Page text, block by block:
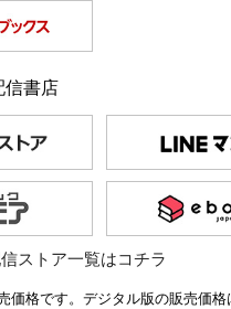
信書店
ストア一覧はコチラ
価格です。デジタル版の販売価格